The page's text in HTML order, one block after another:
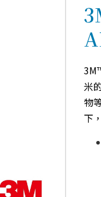
米
物
下